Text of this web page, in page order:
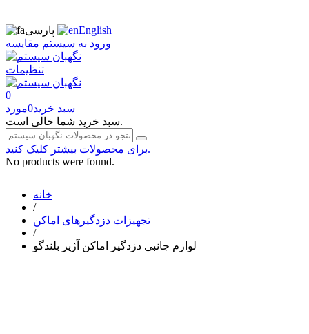
پارسی
English
ورود به سیستم مقایسه
تنظیمات
0
سبد خرید0مورد
سبد خرید شما خالی است.
برای محصولات بیشتر کلیک کنید.
No products were found.
خانه
/
تجهیزات دزدگیرهای اماکن
/
لوازم جانبی دزدگیر اماکن آژیر بلندگو